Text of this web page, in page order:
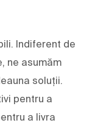
Indiferent de
ne asumăm
soluții.
pentru a
a livra